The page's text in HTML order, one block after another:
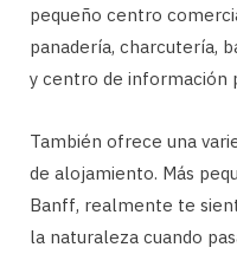
pequeño centro
panadería, charcutería,
y centro de información
También ofrece una
de alojamiento. Más
Banff, realmente te
la naturaleza cuando